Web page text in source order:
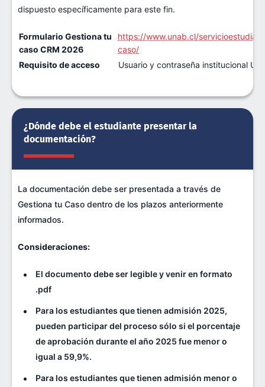
dispuesto específicamente para este fin.
Formulario Gestiona tu
caso CRM 2026
https://www.unab.cl/
caso/
Requisito de acceso
Usuario y contraseña institucional
¿Dónde debe el estudiante presentar la
documentación?
La documentación debe ser presentada a través de
Gestiona tu Caso dentro de los plazos anteriormente
informados.
Consideraciones:
El documento debe ser legible y venir en formato
.pdf
Para los estudiantes que tienen admisión 2025,
pueden participar del proceso sólo si el porcentaje
de aprobación durante el año 2025 fue menor o
igual a 59,9%.
Para los estudiantes que tienen admisión menor o